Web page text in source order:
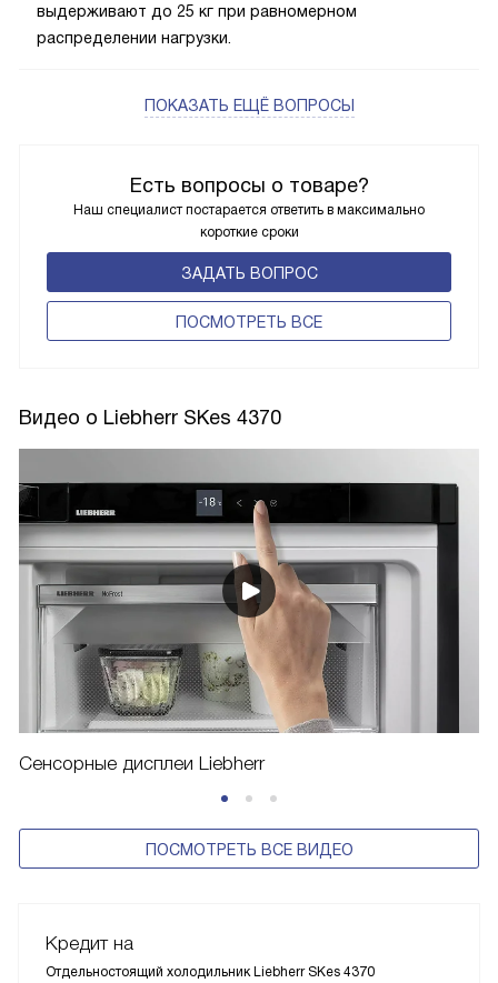
Есть вопросы о товаре?
Наш специалист постарается ответить в максимально
короткие сроки
ЗАДАТЬ ВОПРОС
ПОCМОТРЕТЬ ВСЕ
выдерживают до 25 кг при равномерном
распределении нагрузки.
ПОКАЗАТЬ ЕЩЁ ВОПРОСЫ
Видео о Liebherr SKes 4370
Сенсорные дисплеи Liebherr
ПОСМОТРЕТЬ ВСЕ ВИДЕО
Кредит на
Отдельностоящий холодильник Liebherr SKes 4370